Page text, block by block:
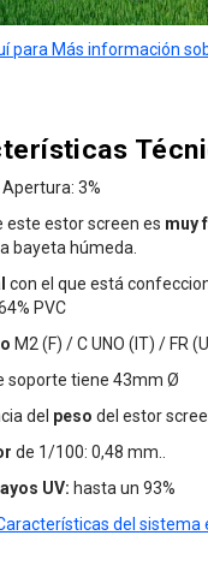
para Más información
3%
este estor screen es muy
bayeta húmeda.
con el que está
PVC
M2 (F) / C UNO (IT) / FR
soporte tiene 43mm Ø
del peso del estor
de 1/100: 0,48 mm..
UV: hasta un 93%
del sistema